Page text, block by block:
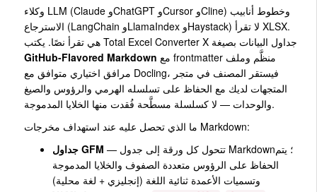
وكلاء LLM (Claude وChatGPT وCursor وCline) وخطوط أنابيب
الاسترجاع (LangChain وLlamaIndex وHaystack) لا تقرأ XLSX.
هي تقرأ نصًا. يكتب Total Excel Converter X جداول البيانات بصيغة
GitHub-Flavored Markdown
مرافق اختياري متوافق مع Docling، فيستقر المصنف في متجر
المتجهات لديك مع الحفاظ على تسلسله الهرمي والرؤوس والصيغ
والوحدات — لا كسلسلة مسطَّحة فُقدت منها الخلايا المدموجة.
ما الذي تحصل عليه عند استهداف مخرجات Markdown:
جداول GFM — تتحول كل ورقة إلى جدول Markdown؛ يتم
الحفاظ على الرؤوس متعددة الصفوف والخلايا المدموجة
وتسميات الأعمدة ثنائية اللغة (إنجليزي + لغة محلية)